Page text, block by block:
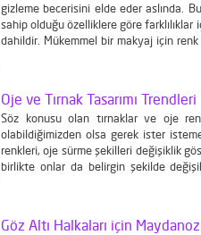
gizleme becerisini elde eder aslında.
sahip olduğu özelliklere göre
dahildir. Mükemmel bir makyaj için
Oje ve Tırnak Tasarımı Trendleri
Söz konusu olan tırnaklar ve oje
olabildiğimizden olsa gerek ister
renkleri, oje sürme şekilleri değişiklik
birlikte onlar da belirgin şekilde
Göz Altı Halkaları için